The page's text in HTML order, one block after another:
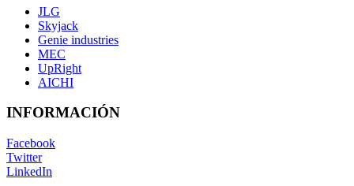
JLG
Skyjack
Genie industries
MEC
UpRight
AICHI
INFORMACIÓN
Facebook
Twitter
LinkedIn